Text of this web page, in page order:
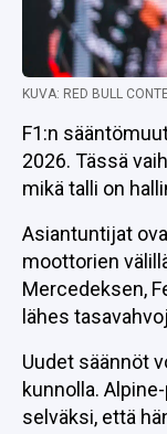
KUVA: RED BULL
F1:n
2026. Tässä
mikä talli on
Asiantuntijat
moottorien
Mercedeksen,
lähes
Uudet säännöt
kunnolla.
selväksi, että